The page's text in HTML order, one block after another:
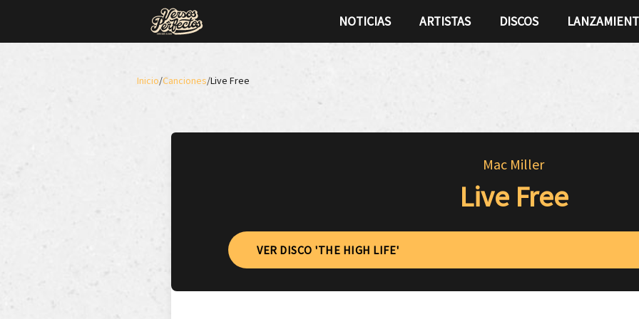
NOTICIAS ARTISTAS DISCOS
Inicio/Canciones/Live Free
Mac Miller
Live Free
VER DISCO 'THE HIGH LIFE'